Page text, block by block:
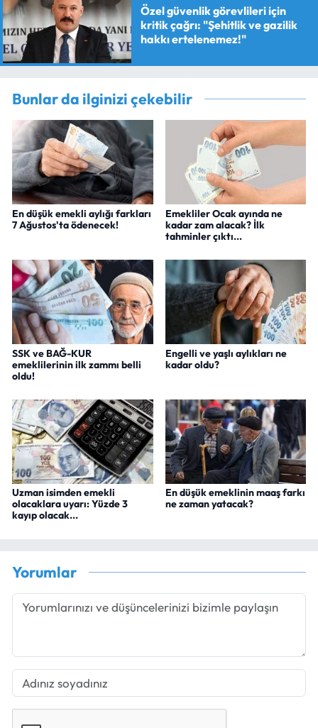
Özel güvenlik görevlileri için
kritik çağrı: "Şehitlik ve gazilik
hakkı ertelenemez!"
Bunlar da ilginizi çekebilir
En düşük emekli aylığı farkları
7 Ağustos'ta ödenecek!
Emekliler Ocak ayında ne
kadar zam alacak? İlk
tahminler çıktı...
SSK ve BAĞ-KUR
emeklilerinin ilk zammı belli
oldu!
Engelli ve yaşlı aylıkları ne
kadar oldu?
Uzman isimden emekli
olacaklara uyarı: Yüzde 3
kayıp olacak...
En düşük emeklinin maaş farkı
ne zaman yatacak?
Yorumlar